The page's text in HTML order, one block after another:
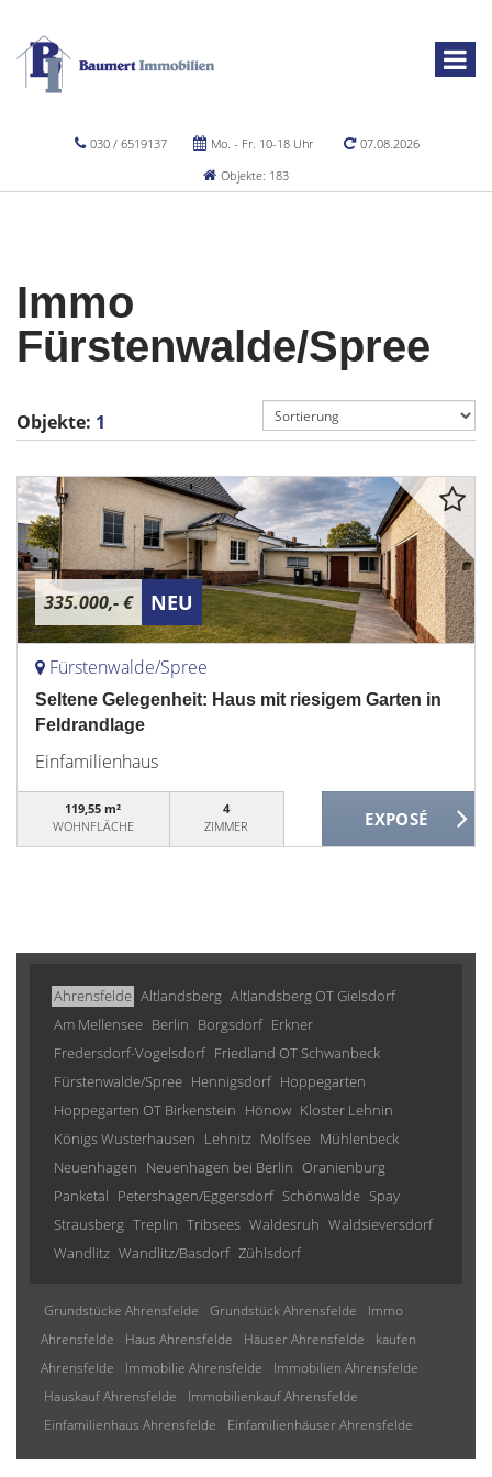
030 / 6519137 Mo. - Fr. 10-18 Uhr
07.08.2026
Objekte: 183
Immo
Fürstenwalde/Spree
Objekte: 1
335.000,- € NEU
Fürstenwalde/Spree
Seltene Gelegenheit: Haus mit riesigem Garten in
Feldrandlage
Einfamilienhaus
119,55 m²
WOHNFLÄCHE
4
ZIMMER
Ahrensfelde Altlandsberg Altlandsberg OT Gielsdorf
Am Mellensee Berlin Borgsdorf Erkner
Fredersdorf-Vogelsdorf Friedland OT Schwanbeck
Fürstenwalde/Spree Hennigsdorf Hoppegarten
Hoppegarten OT Birkenstein Hönow Kloster Lehnin
Königs Wusterhausen Lehnitz Molfsee Mühlenbeck
Neuenhagen Neuenhagen bei Berlin Oranienburg
Panketal Petershagen/Eggersdorf Schönwalde Spay
Strausberg Treplin Tribsees Waldesruh Waldsieversdorf
Wandlitz Wandlitz/Basdorf Zühlsdorf
Grundstücke Ahrensfelde Grundstück Ahrensfelde
Immo
Ahrensfelde
Haus Ahrensfelde Häuser Ahrensfelde
kaufen
Ahrensfelde
Immobilie Ahrensfelde
Immobilien Ahrensfelde
Hauskauf Ahrensfelde
Immobilienkauf Ahrensfelde
Einfamilienhaus Ahrensfelde
Einfamilienhäuser Ahrensfelde